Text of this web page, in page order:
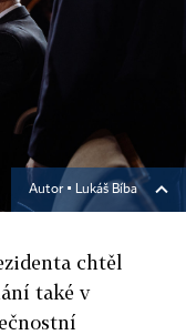
Autor ▪ Lukáš Bíba
chtěl
také v